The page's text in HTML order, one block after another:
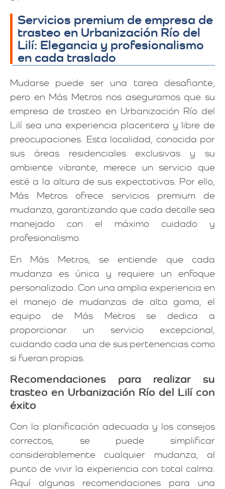
Servicios premium de empresa de
trasteo en Urbanización Río del
Lilí: Elegancia y profesionalismo
en cada traslado
Mudarse puede ser una tarea desafiante,
pero en Más Metros nos aseguramos que su
empresa de trasteo en Urbanización Río del
Lilí sea una experiencia placentera y libre de
preocupaciones. Esta localidad, conocida por
sus áreas residenciales exclusivas y su
ambiente vibrante, merece un servicio que
esté a la altura de sus expectativas. Por ello,
Más Metros ofrece servicios premium de
mudanza, garantizando que cada detalle sea
manejado con el máximo cuidado y
profesionalismo.
En Más Metros, se entiende que cada
mudanza es única y requiere un enfoque
personalizado. Con una amplia experiencia en
el manejo de mudanzas de alta gama, el
equipo de Más Metros se dedica a
proporcionar un servicio excepcional,
cuidando cada una de sus pertenencias como
si fueran propias.
Recomendaciones para realizar su
trasteo en Urbanización Río del Lilí con
éxito
Con la planificación adecuada y los consejos
correctos, se puede simplificar
considerablemente cualquier mudanza, al
punto de vivir la experiencia con total calma.
Aquí algunas recomendaciones para una